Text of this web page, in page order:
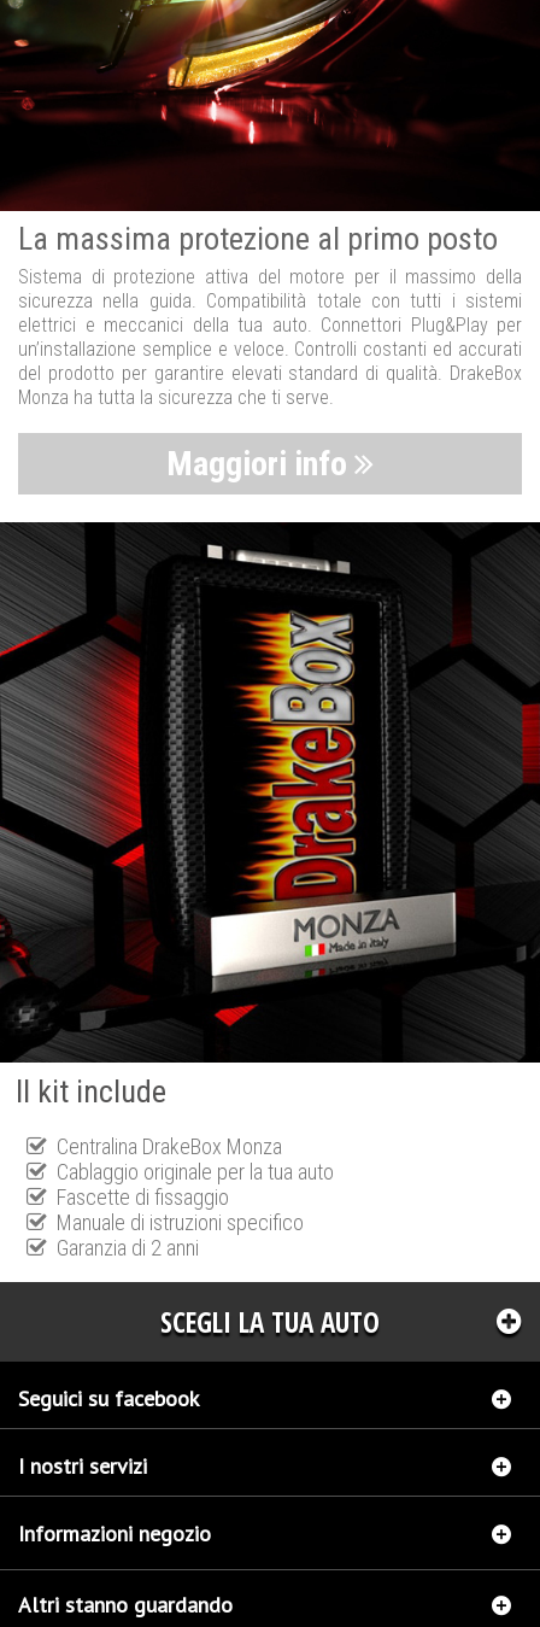
La massima protezione al primo posto
Sistema di protezione attiva del motore per il massimo della
sicurezza nella guida. Compatibilità totale con tutti i sistemi
elettrici e meccanici della tua auto. Connettori Plug&Play per
un’installazione semplice e veloce. Controlli costanti ed accurati
del prodotto per garantire elevati standard di qualità. DrakeBox
Monza ha tutta la sicurezza che ti serve.
Maggiori info
Il kit include
Centralina DrakeBox Monza
Cablaggio originale per la tua auto
Fascette di fissaggio
Manuale di istruzioni specifico
Garanzia di 2 anni
SCEGLI LA TUA AUTO
Seguici su facebook
I nostri servizi
Informazioni negozio
Altri stanno guardando